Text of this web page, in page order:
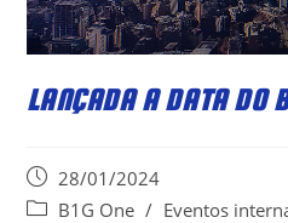
LANÇADA A DATA DO
Post
published:
28/01/2024
PostB1G One / Eventos